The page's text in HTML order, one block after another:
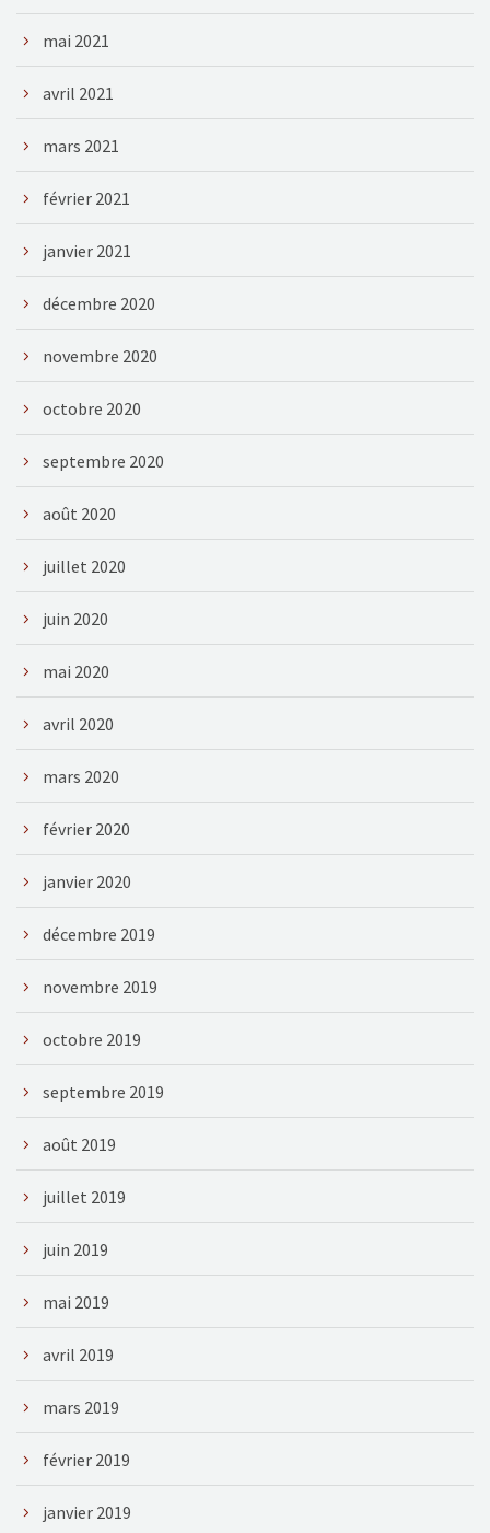
mai 2021
avril 2021
mars 2021
février 2021
janvier 2021
décembre 2020
novembre 2020
octobre 2020
septembre 2020
août 2020
juillet 2020
juin 2020
mai 2020
avril 2020
mars 2020
février 2020
janvier 2020
décembre 2019
novembre 2019
octobre 2019
septembre 2019
août 2019
juillet 2019
juin 2019
mai 2019
avril 2019
mars 2019
février 2019
janvier 2019